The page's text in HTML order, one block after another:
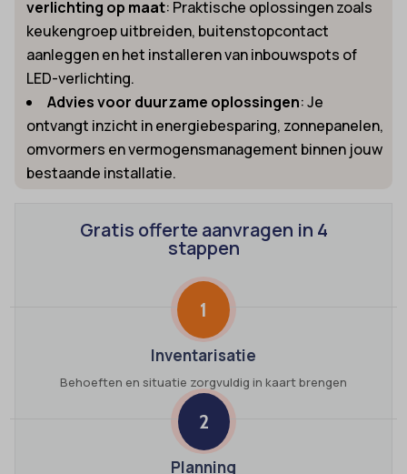
verlichting op maat: Praktische oplossingen zoals
keukengroep uitbreiden, buitenstopcontact
aanleggen en het installeren van inbouwspots of
LED-verlichting.
Advies voor duurzame oplossingen: Je
ontvangt inzicht in energiebesparing, zonnepanelen,
omvormers en vermogensmanagement binnen jouw
bestaande installatie.
Gratis offerte aanvragen in 4
stappen
1
Inventarisatie
Behoeften en situatie zorgvuldig in kaart brengen
2
Planning